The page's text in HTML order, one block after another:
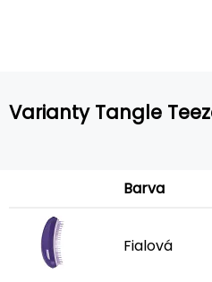
Varianty Tangle
Barva
Fialová